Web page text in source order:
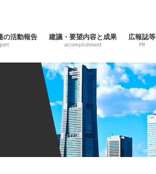
の活動報告 建議・要望内容と成果
accomplishment
広報誌等
PR